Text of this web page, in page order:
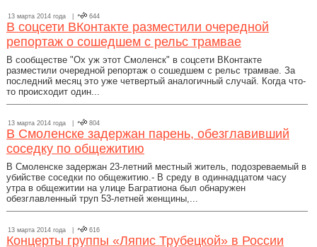
13 марта 2014 года | 644
В соцсети ВКонтакте разместили очередной
репортаж о сошедшем с рельс трамвае
В сообществе "Ох уж этот Смоленск" в соцсети ВКонтакте
разместили очередной репортаж о сошедшем с рельс трамвае. За
последний месяц это уже четвертый аналогичный случай. Когда что-
то происходит один...
13 марта 2014 года | 804
В Смоленске задержан парень, обезглавивший
соседку по общежитию
В Смоленске задержан 23-летний местный житель, подозреваемый в
убийстве соседки по общежитию.- В среду в одиннадцатом часу
утра в общежитии на улице Багратиона был обнаружен
обезглавленный труп 53-летней женщины,...
13 марта 2014 года | 616
Концерты группы «Ляпис Трубецкой» в России